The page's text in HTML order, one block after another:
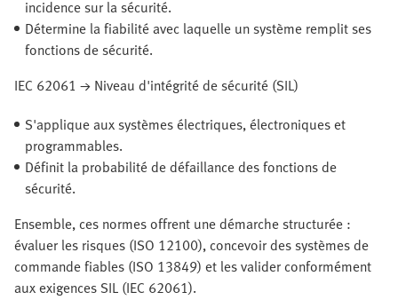
incidence sur la sécurité.
Détermine la fiabilité avec laquelle un système remplit ses
fonctions de sécurité.
IEC 62061 → Niveau d'intégrité de sécurité (SIL)
S'applique aux systèmes électriques, électroniques et
programmables.
Définit la probabilité de défaillance des fonctions de
sécurité.
Ensemble, ces normes offrent une démarche structurée :
évaluer les risques (ISO 12100), concevoir des systèmes de
commande fiables (ISO 13849) et les valider conformément
aux exigences SIL (IEC 62061).